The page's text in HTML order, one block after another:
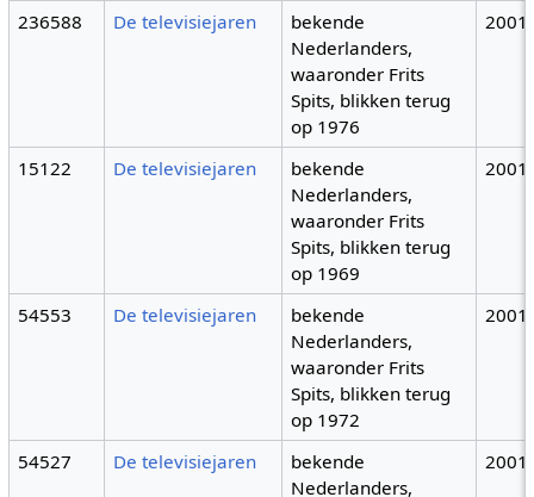
236588 De televisiejaren
bekende
Nederlanders,
waaronder Frits
Spits, blikken terug
op 1976
2001
15122 De televisiejaren
bekende
Nederlanders,
waaronder Frits
Spits, blikken terug
op 1969
2001
54553 De televisiejaren
bekende
Nederlanders,
waaronder Frits
Spits, blikken terug
op 1972
2001
54527 De televisiejaren
bekende
Nederlanders,
2001